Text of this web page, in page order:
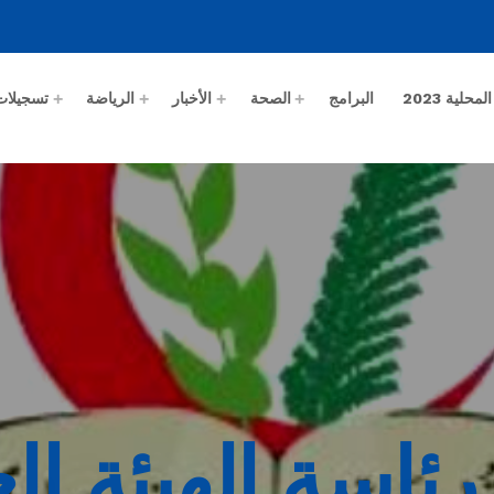
2023 البرامج الصحة الأخبار الرياضة